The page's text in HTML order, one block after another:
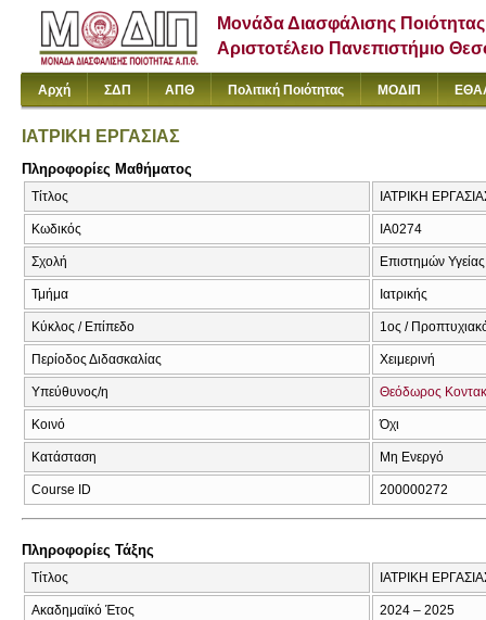
Μονάδα Διασφάλισης Ποιότητας
Αριστοτέλειο Πανεπιστήμιο
Αρχή ΣΔΠ ΑΠΘ Πολιτική Ποιότητας ΜΟΔΙΠ
ΙΑΤΡΙΚΗ ΕΡΓΑΣΙΑΣ
Πληροφορίες Μαθήματος
Τίτλος ΙΑΤΡΙΚΗ
Κωδικός ΙΑ0274
Σχολή Επιστημών Υγείας
Τμήμα Ιατρικής
Κύκλος / Επίπεδο 1ος /
Περίοδος Διδασκαλίας Χειμερινή
Υπεύθυνος/η Θεόδωρος
Κοινό Όχι
Κατάσταση Μη Ενεργό
Course ID 200000272
Πληροφορίες Τάξης
Τίτλος ΙΑΤΡΙΚΗ
Ακαδημαϊκό Έτος 2024 – 2025